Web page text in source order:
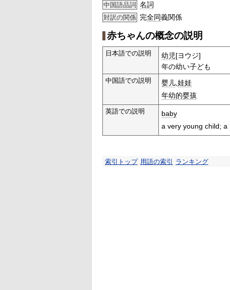
中国語品詞 名詞
対訳の関係 完全同義関係
赤ちゃんの概念の説明
日本語での説明 幼児[ヨウジ]
年の幼い子ども
中国語での説明 婴儿 娃娃
年幼的婴孩
英語での説明
baby
a very young child; a
索引トップ 用語の索引 ランキング